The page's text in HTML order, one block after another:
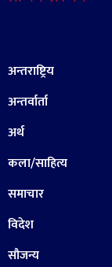
अन्तराष्ट्रिय
अन्तर्वार्ता
अर्थ
कला/साहित्य
समाचार
विदेश
सौजन्य